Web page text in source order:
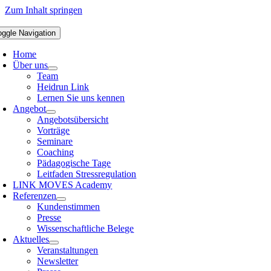
Zum Inhalt springen
Navigation
Home
Über uns
Team
Heidrun Link
Lernen Sie uns kennen
Angebot
Angebotsübersicht
Vorträge
Seminare
Coaching
Pädagogische Tage
Leitfaden Stressregulation
LINK MOVES Academy
Referenzen
Kundenstimmen
Presse
Wissenschaftliche Belege
Aktuelles
Veranstaltungen
Newsletter